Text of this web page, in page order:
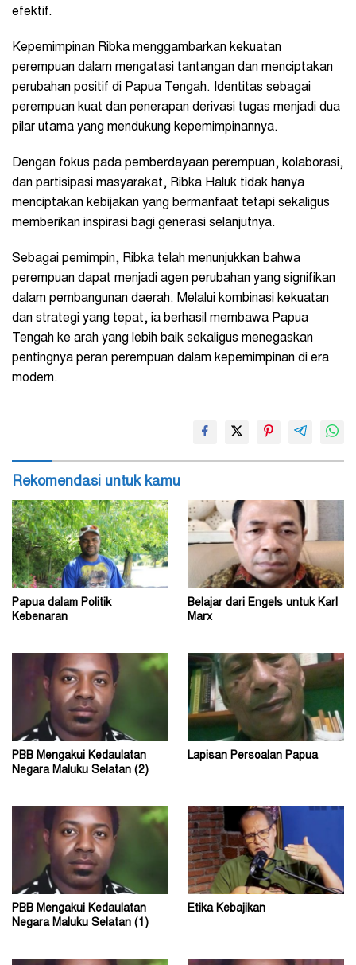
efektif.
Kepemimpinan Ribka menggambarkan kekuatan
perempuan dalam mengatasi tantangan dan menciptakan
perubahan positif di Papua Tengah. Identitas sebagai
perempuan kuat dan penerapan derivasi tugas menjadi dua
pilar utama yang mendukung kepemimpinannya.
Dengan fokus pada pemberdayaan perempuan, kolaborasi,
dan partisipasi masyarakat, Ribka Haluk tidak hanya
menciptakan kebijakan yang bermanfaat tetapi sekaligus
memberikan inspirasi bagi generasi selanjutnya.
Sebagai pemimpin, Ribka telah menunjukkan bahwa
perempuan dapat menjadi agen perubahan yang signifikan
dalam pembangunan daerah. Melalui kombinasi kekuatan
dan strategi yang tepat, ia berhasil membawa Papua
Tengah ke arah yang lebih baik sekaligus menegaskan
pentingnya peran perempuan dalam kepemimpinan di era
modern.
Rekomendasi untuk kamu
Papua dalam Politik
Kebenaran
Belajar dari Engels untuk Karl
Marx
PBB Mengakui Kedaulatan
Negara Maluku Selatan (2)
Lapisan Persoalan Papua
PBB Mengakui Kedaulatan
Negara Maluku Selatan (1)
Etika Kebajikan